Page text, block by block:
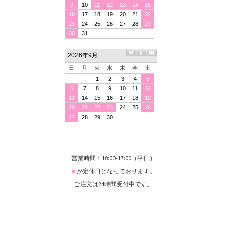
営業時間：10:00-17:00（平日）
■が定休日となっております。
ご注文は24時間受付中です。